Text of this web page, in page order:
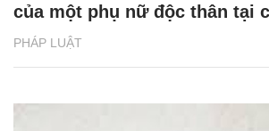
PHÁP LUẬT
của một phụ nữ độc thân tại